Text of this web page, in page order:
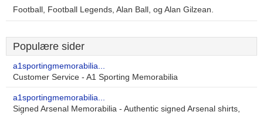
Football, Football Legends, Alan Ball, og Alan Gilzean.
Populære sider
a1sportingmemorabilia...
Customer Service - A1 Sporting Memorabilia
a1sportingmemorabilia...
Signed Arsenal Memorabilia - Authentic signed Arsenal shirts,